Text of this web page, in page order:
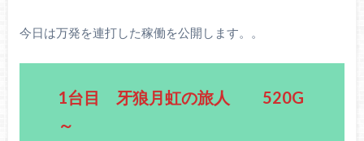
今日は万発を連打した稼働を公開します。。
1台目 牙狼月虹の旅人 520G
～